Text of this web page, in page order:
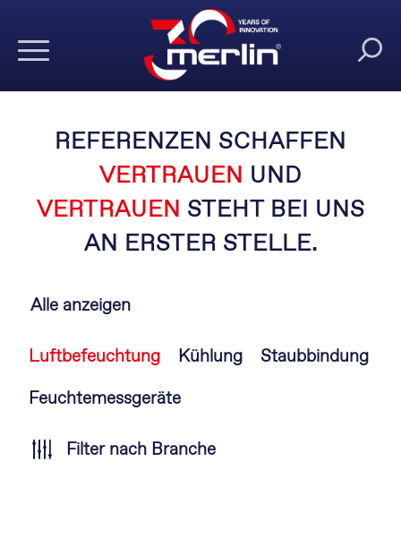
REFERENZEN SCHAFFEN
VERTRAUEN UND
VERTRAUEN STEHT BEI UNS
AN ERSTER STELLE.
Alle anzeigen
Navigation
Luftbefeuchtung Kühlung
Staubbindung
Feuchtemessgeräte
Filter nach Branche